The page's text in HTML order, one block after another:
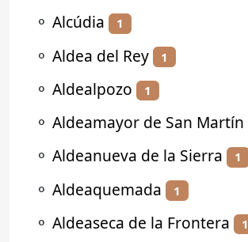
⚬ Alcúdia 1
⚬ Aldea del Rey 1
⚬ Aldealpozo 1
⚬ Aldeamayor de San Martín
⚬ Aldeanueva de la Sierra 1
⚬ Aldeaquemada 1
⚬ Aldeaseca de la Frontera 1